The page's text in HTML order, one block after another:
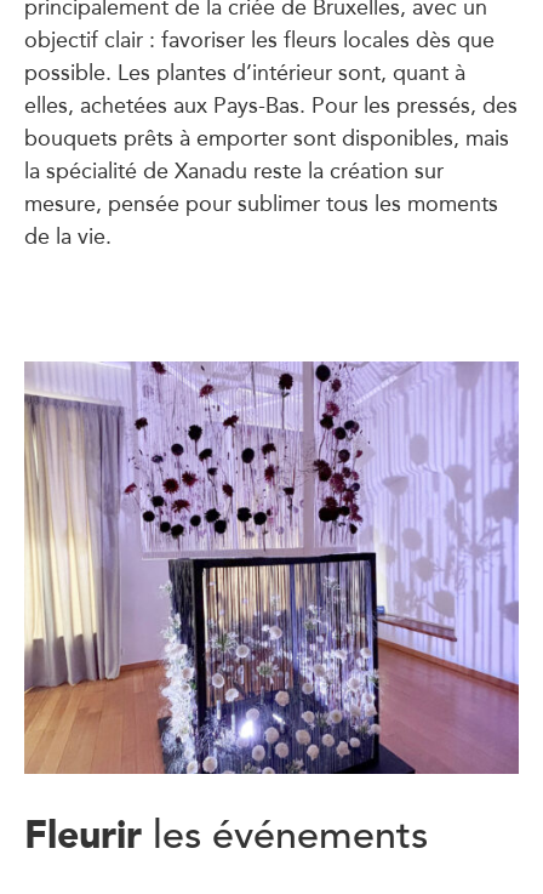
objectif clair : favoriser les fleurs locales dès que
possible. Les plantes d’intérieur sont, quant à
elles, achetées aux Pays-Bas. Pour les pressés, des
bouquets prêts à emporter sont disponibles, mais
la spécialité de Xanadu reste la création sur
mesure, pensée pour sublimer tous les moments
de la vie.
Fleurir les événements